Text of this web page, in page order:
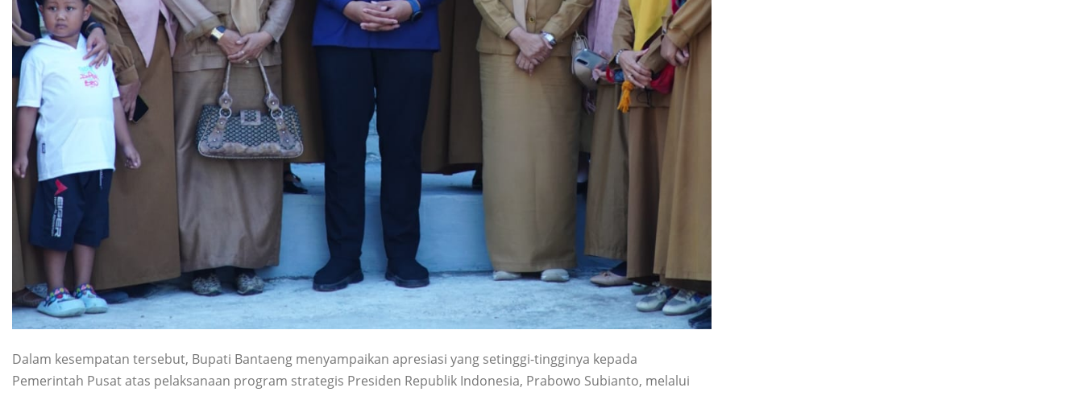
Dalam kesempatan tersebut, Bupati Bantaeng menyampaikan apresiasi yang setinggi-tingginya kepada
Pemerintah Pusat atas pelaksanaan program strategis Presiden Republik Indonesia, Prabowo Subianto, melalui